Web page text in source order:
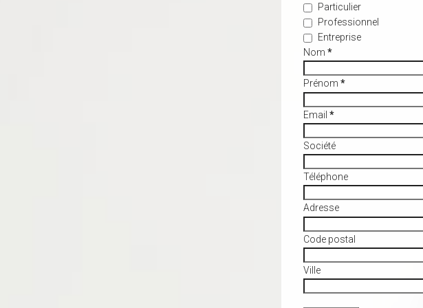
Particulier
Professionnel
Entreprise
Nom *
Prénom *
Email *
Société
Téléphone
Adresse
Code postal
Ville